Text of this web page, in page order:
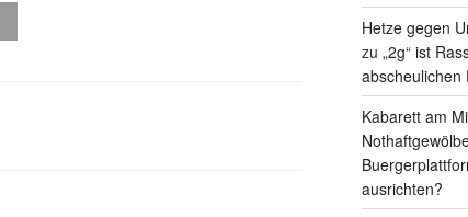
Hetze gegen
zu „2g“ ist
abscheulichen
Kabarett am
ausrichten?